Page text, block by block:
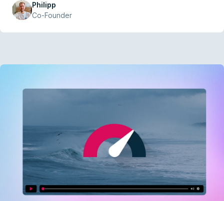
Philipp
Co-Founder